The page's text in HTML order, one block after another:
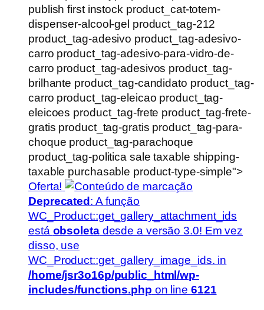
publish first instock product_cat-totem-
dispenser-alcool-gel product_tag-212
product_tag-adesivo product_tag-adesivo-
carro product_tag-adesivo-para-vidro-de-
carro product_tag-adesivos product_tag-
brilhante product_tag-candidato product_tag-
carro product_tag-eleicao product_tag-
eleicoes product_tag-frete product_tag-frete-
gratis product_tag-gratis product_tag-para-
choque product_tag-parachoque
product_tag-politica sale taxable shipping-
taxable purchasable product-type-simple">
Oferta!
Deprecated: A função
WC_Product::get_gallery_attachment_ids
está obsoletadesde a versão 3.0! Em vez
disso, use
WC_Product::get_gallery_image_ids. in
/home/jsr3o16p/public_html/wp-
includes/functions.php on line 6121